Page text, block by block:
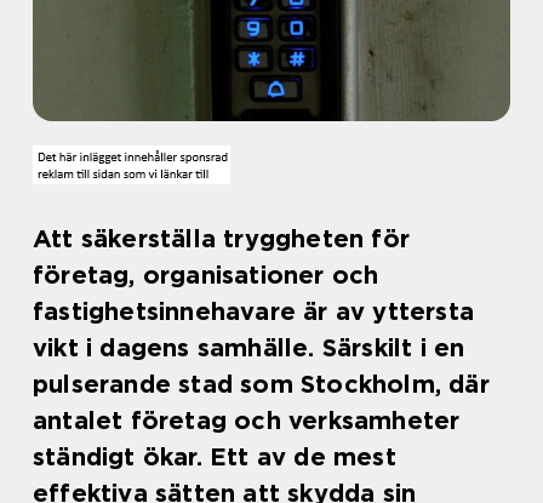
Att säkerställa tryggheten för
företag, organisationer och
fastighetsinnehavare är av yttersta
vikt i dagens samhälle. Särskilt i en
pulserande stad som Stockholm, där
antalet företag och verksamheter
ständigt ökar. Ett av de mest
effektiva sätten att skydda sin